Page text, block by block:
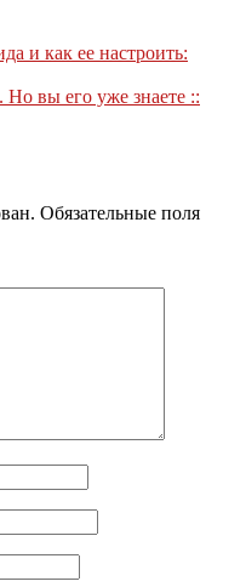
и как ее настроить:
Но вы его уже знаете ::
Обязательные поля